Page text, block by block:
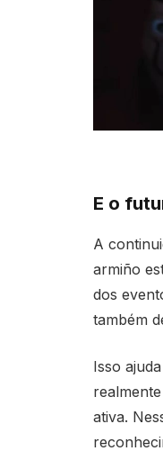
E o
A
armiño
dos
também
Isso
ativa.